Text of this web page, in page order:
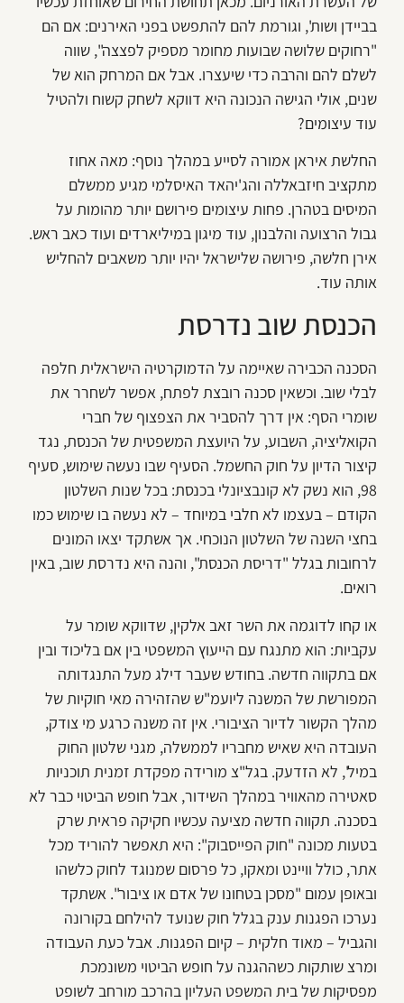
בביידן ושות', וגורמת להם להתפשט בפני האירנים: אם הם
"רחוקים שלושה שבועות מחומר מספיק לפצצה", שווה
לשלם להם והרבה כדי שיעצרו. אבל אם המרחק הוא של
שנים, אולי הגישה הנכונה היא דווקא לשחק קשוח ולהטיל
עוד עיצומים?
החלשת איראן אמורה לסייע במהלך נוסף: מאה אחוז
מתקציב חיזבאללה והג'יהאד האיסלמי מגיע ממשלם
המיסים בטהרן. פחות עיצומים פירושם יותר מהומות על
גבול הרצועה והלבנון, עוד מיגון במיליארדים ועוד כאב ראש.
אירן חלשה, פירושה שלישראל יהיו יותר משאבים להחליש
אותה עוד.
הכנסת שוב נדרסת
הסכנה הכבירה שאיימה על הדמוקרטיה הישראלית חלפה
לבלי שוב. וכשאין סכנה רובצת לפתח, אפשר לשחרר את
שומרי הסף: אין דרך להסביר את הצפצוף של חברי
הקואליציה, השבוע, על היועצת המשפטית של הכנסת, נגד
קיצור הדיון על חוק החשמל. הסעיף שבו נעשה שימוש, סעיף
98, הוא נשק לא קונבציונלי בכנסת: בכל שנות השלטון
הקודם – בעצמו לא חלבי במיוחד – לא נעשה בו שימוש כמו
בחצי השנה של השלטון הנוכחי. אך אשתקד יצאו המונים
לרחובות בגלל "דריסת הכנסת", והנה היא נדרסת שוב, באין
רואים.
או קחו לדוגמה את השר זאב אלקין, שדווקא שומר על
עקביות: הוא מתנגח עם הייעוץ המשפטי בין אם בליכוד ובין
אם בתקווה חדשה. בחודש שעבר דילג מעל התנגדותה
המפורשת של המשנה ליועמ"ש שהזהירה מאי חוקיות של
מהלך הקשור לדיור הציבורי. אין זה משנה כרגע מי צודק,
העובדה היא שאיש מחבריו לממשלה, מגני שלטון החוק
במיל', לא הזדעק. בגל"צ מורידה מפקדת זמנית תוכניות
סאטירה מהאוויר במהלך השידור, אבל חופש הביטוי כבר לא
בסכנה. תקווה חדשה מציעה עכשיו חקיקה פראית שרק
בטעות מכונה "חוק הפייסבוק": היא תאפשר להוריד מכל
אתר, כולל וויינט ומאקו, כל פרסום שמנוגד לחוק כלשהו
ובאופן עמום "מסכן בטחונו של אדם או ציבור". אשתקד
נערכו הפגנות ענק בגלל חוק שנועד להילחם בקורונה
והגביל – מאוד חלקית – קיום הפגנות. אבל כעת העבודה
ומרצ שותקות כשההגנה על חופש הביטוי משונמכת
מפסיקות של בית המשפט העליון בהרכב מורחב לשופט